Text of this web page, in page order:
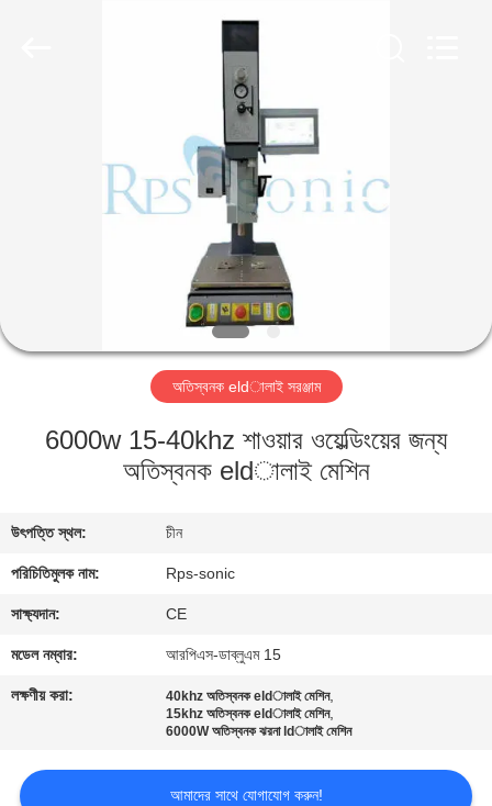
কারখানা
যোগাযোগ
করুন
খবর
অতিস্বনক eldালাই সরঞ্জাম
6000w 15-40khz শাওয়ার ওয়েল্ডিংয়ের জন্য
অতিস্বনক eldালাই মেশিন
উৎপত্তি স্থল: চীন
পরিচিতিমুলক নাম: Rps-sonic
সাক্ষ্যদান: CE
মডেল নম্বার: আরপিএস-ডাব্লুএম 15
লক্ষণীয় করা: 40khz অতিস্বনক eldালাই মেশিন,
15khz অতিস্বনক eldালাই মেশিন,
6000W অতিস্বনক ঝরনা ldালাই মেশিন
আমাদের সাথে যোগাযোগ করুন!